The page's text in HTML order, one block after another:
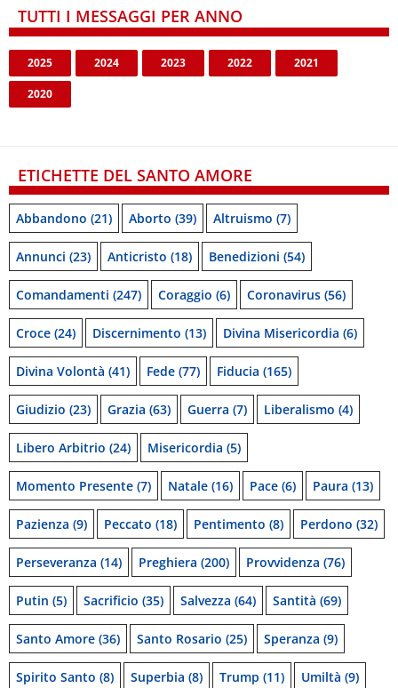
TUTTI I MESSAGGI PER ANNO
2025 2024 2023 2022 2021
2020
ETICHETTE DEL SANTO AMORE
Abbandono (21) Aborto (39) Altruismo (7)
Annunci (23) Anticristo (18) Benedizioni (54)
Comandamenti (247) Coraggio (6) Coronavirus (56)
Croce (24) Discernimento (13) Divina Misericordia (6)
Divina Volontà (41) Fede (77) Fiducia (165)
Giudizio (23) Grazia (63) Guerra (7) Liberalismo (4)
Libero Arbitrio (24) Misericordia (5)
Momento Presente (7) Natale (16) Pace (6) Paura (13)
Pazienza (9) Peccato (18) Pentimento (8) Perdono (32)
Perseveranza (14) Preghiera (200) Provvidenza (76)
Putin (5) Sacrificio (35) Salvezza (64) Santità (69)
Santo Amore (36) Santo Rosario (25) Speranza (9)
Spirito Santo (8) Superbia (8) Trump (11) Umiltà (9)